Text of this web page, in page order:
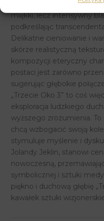
postaci. Umiejętne
miękki, lecz intensywny
podkreślając
Delikatne cieniowanie i
skórze realistyczną
kompozycji eteryczny
postaci jest zarówno
sugerując głębokie
„Trzecie Oko 3” to coś
eksploracja ludzkiego
wyższego zrozumienia.
chcą wzbogacić swoją
stymuluje myślenie i
Jolandy Jeklin, stanowi
nowoczesną,
symbolicznej i sztuki
piękno i duchową głębię
kawałek sztuki